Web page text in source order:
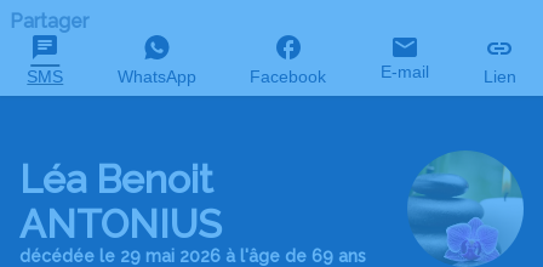
Partager
SMS WhatsApp Facebook E-mail Lien
Léa Benoit
ANTONIUS
décédée le 29 mai 2026 à l'âge de 69 ans